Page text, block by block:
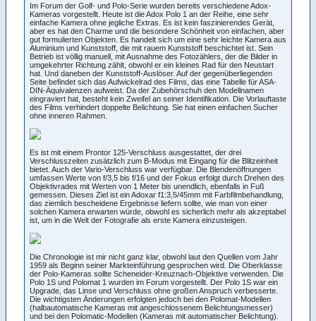
Im Forum der Golf- und Polo-Serie wurden bereits verschiedene Adox-
Kameras vorgestellt. Heute ist die Adox Polo 1 an der Reihe, eine sehr
einfache Kamera ohne jegliche Extras. Es ist kein faszinierendes Gerät,
aber es hat den Charme und die besondere Schönheit von einfachen, aber
gut formulierten Objekten. Es handelt sich um eine sehr leichte Kamera aus
Aluminium und Kunststoff, die mit rauem Kunststoff beschichtet ist. Sein
Betrieb ist völlig manuell, mit Ausnahme des Fotozählers, der die Bilder in
umgekehrter Richtung zählt, obwohl er ein kleines Rad für den Neustart
hat. Und daneben der Kunststoff-Auslöser. Auf der gegenüberliegenden
Seite befindet sich das Aufwickelrad des Films, das eine Tabelle für ASA-
DIN-Äquivalenzen aufweist. Da der Zubehörschuh den Modellnamen
eingraviert hat, besteht kein Zweifel an seiner Identifikation. Die Vorlauftaste
des Films verhindert doppelte Belichtung. Sie hat einen einfachen Sucher
ohne inneren Rahmen.
Es ist mit einem Prontor 125-Verschluss ausgestattet, der drei
Verschlusszeiten zusätzlich zum B-Modus mit Eingang für die Blitzeinheit
bietet. Auch der Vario-Verschluss war verfügbar. Die Blendenöffnungen
umfassen Werte von f/3,5 bis f/16 und der Fokus erfolgt durch Drehen des
Objektivrades mit Werten von 1 Meter bis unendlich, ebenfalls in Fuß
gemessen. Dieses Ziel ist ein Adoxar f1:3,5/45mm mit Farbfilmbehandlung,
das ziemlich bescheidene Ergebnisse liefern sollte, wie man von einer
solchen Kamera erwarten würde, obwohl es sicherlich mehr als akzeptabel
ist, um in die Welt der Fotografie als erste Kamera einzusteigen.
Die Chronologie ist mir nicht ganz klar, obwohl laut den Quellen vom Jahr
1959 als Beginn seiner Markteinführung gesprochen wird. Die Oberklasse
der Polo-Kameras sollte Scheneider-Kreuznach-Objektive verwenden. Die
Polo 1S und Polomat 1 wurden im Forum vorgestellt. Der Polo 1S war ein
Upgrade, das Linse und Verschluss ohne großen Anspruch verbesserte.
Die wichtigsten Änderungen erfolgten jedoch bei den Polomat-Modellen
(halbautomatische Kameras mit angeschlossenem Belichtungsmesser)
und bei den Polomatic-Modellen (Kameras mit automatischer Belichtung).